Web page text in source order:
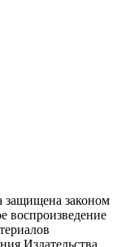
законом
воспроизведение
Издательства